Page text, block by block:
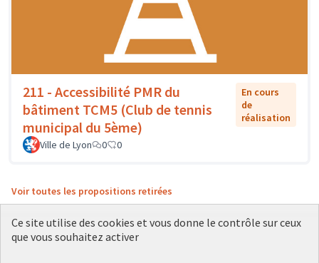
211 - Accessibilité PMR du
bâtiment TCM5 (Club de tennis
municipal du 5ème)
En cours
de
réalisation
Ville de Lyon 0 0
Voir toutes les propositions retirées
Ce site utilise des cookies et vous donne le contrôle sur ceux
que vous souhaitez activer